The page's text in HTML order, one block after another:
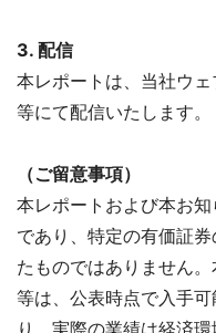
3. 配信
本レポートは、当社ウ
等にて配信いたします。
（ご留意事項）
本レポートおよび本お
であり、特定の有価証
たものではありません
等は、公表時点で入手
り、実際の業績は経済